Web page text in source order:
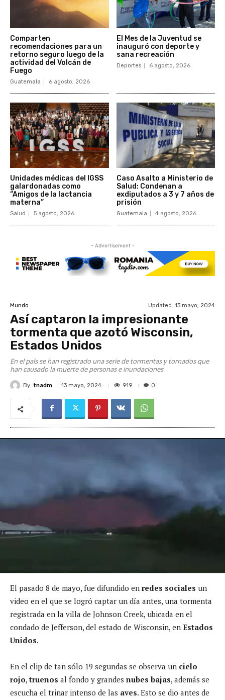
Comparten
recomendaciones para un
retorno seguro luego de la
actividad del Volcán de
Fuego
Guatemala 6 agosto, 2026
El Mes de la Juventud se
inauguró con deporte y
sana recreación
Deportes 6 agosto, 2026
Unidades médicas del IGSS
galardonadas como
“Amigos de la lactancia
materna”
Salud 5 agosto, 2026
Caso Asalto a Ministerio de
Salud: Condenan a
exdiputados a 3 y 7 años de
prisión
Guatemala 4 agosto, 2026
- Advertisement -